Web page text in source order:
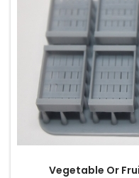
Vegetable Or